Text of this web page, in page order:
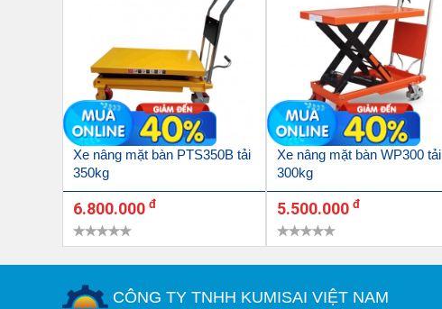
Xe nâng mặt bàn PTS350B tải
350kg
6.800.000 đ
Xe nâng mặt bàn WP300 tải
300kg
5.500.000đ
CÔNG TY TNHH KUMISAI VIỆT NAM